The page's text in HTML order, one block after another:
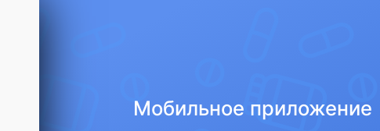
Мобильное приложение